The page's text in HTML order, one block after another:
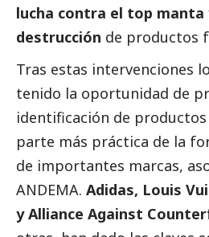
lucha contra el top manta
destrucción de productos
Tras estas intervenciones
tenido la oportunidad de
identificación de
parte más práctica de la
de importantes marcas,
ANDEMA. Adidas, Louis
y Alliance Against